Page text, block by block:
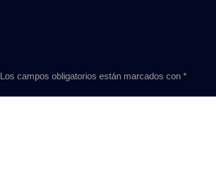
Los campos obligatorios están marcados con *